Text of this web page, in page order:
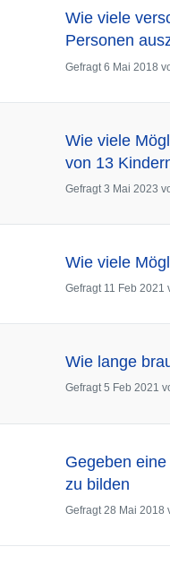
Wie viele
Personen
Gefragt 6 Mai 2018
Wie viele
von 13
Gefragt 3 Mai 2023
Wie viele
Gefragt 11 Feb 2021
Wie lange
Gefragt 5 Feb 2021
Gegeben
zu bilden
Gefragt 28 Mai 2018